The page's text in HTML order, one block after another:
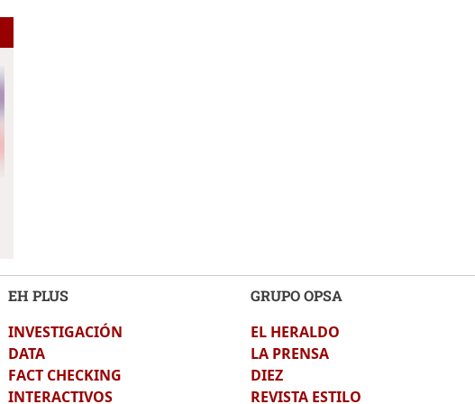
EH PLUS
INVESTIGACIÓN
DATA
FACT CHECKING
INTERACTIVOS
GRUPO OPSA
EL HERALDO
LA PRENSA
DIEZ
REVISTA ESTILO